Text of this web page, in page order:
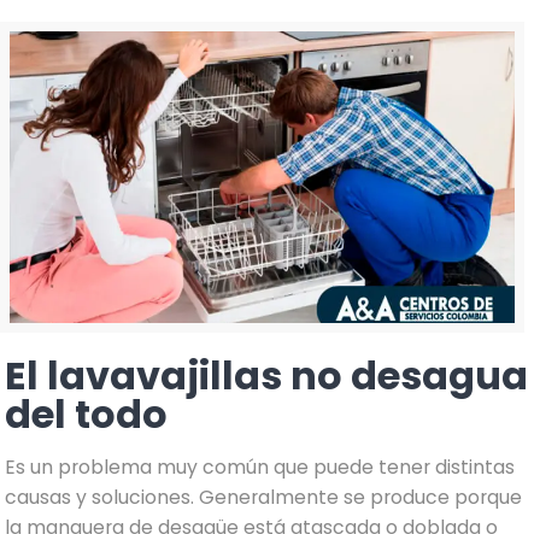
El lavavajillas no desagua
del todo
Es un problema muy común que puede tener distintas
causas y soluciones. Generalmente se produce porque
la manguera de desagüe está atascada o doblada o